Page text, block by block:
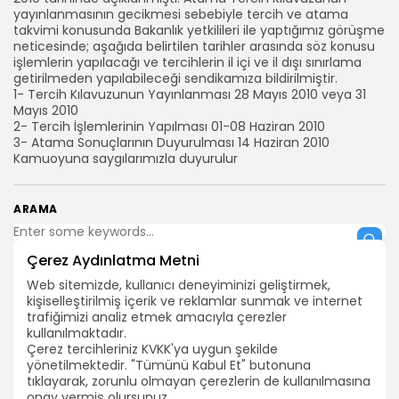
Çerez Aydınlatma Metni
Web sitemizde, kullanıcı deneyiminizi geliştirmek,
kişiselleştirilmiş içerik ve reklamlar sunmak ve internet
trafiğimizi analiz etmek amacıyla çerezler
kullanılmaktadır.
Çerez tercihleriniz KVKK'ya uygun şekilde
yönetilmektedir. "Tümünü Kabul Et" butonuna
tıklayarak, zorunlu olmayan çerezlerin de kullanılmasına
ARAMA
BIZI TAKIP EDIN
yayınlanmasının gecikmesi sebebiyle tercih ve atama
takvimi konusunda Bakanlık yetkilileri ile yaptığımız görüşme
neticesinde; aşağıda belirtilen tarihler arasında söz konusu
işlemlerin yapılacağı ve tercihlerin il içi ve il dışı sınırlama
getirilmeden yapılabileceği sendikamıza bildirilmiştir.
1- Tercih Kılavuzunun Yayınlanması 28 Mayıs 2010 veya 31
Mayıs 2010
2- Tercih İşlemlerinin Yapılması 01-08 Haziran 2010
3- Atama Sonuçlarının Duyurulması 14 Haziran 2010
Kamuoyuna saygılarımızla duyurulur